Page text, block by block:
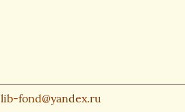
lib-fond@yandex.ru